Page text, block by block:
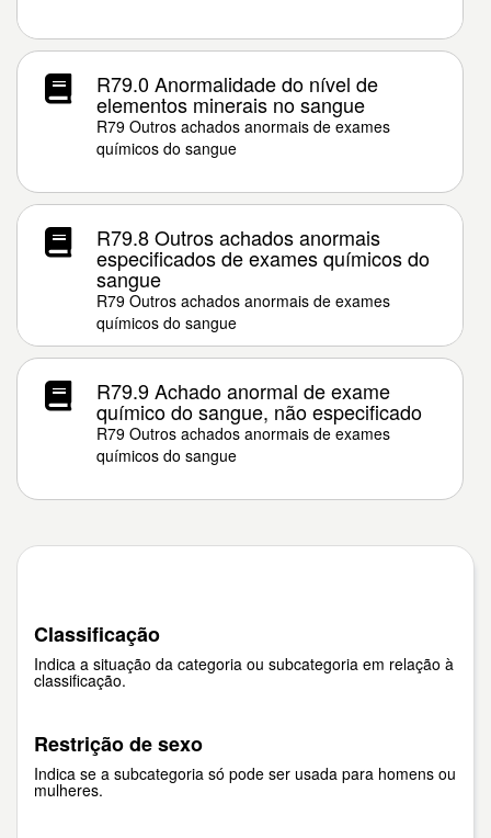
R79.0 Anormalidade do nível de
elementos minerais no sangue
R79 Outros achados anormais de exames
químicos do sangue
R79.8 Outros achados anormais
especificados de exames químicos do
sangue
R79 Outros achados anormais de exames
químicos do sangue
R79.9 Achado anormal de exame
químico do sangue, não especificado
R79 Outros achados anormais de exames
químicos do sangue
Classificação
Indica a situação da categoria ou subcategoria em relação à
classificação.
Restrição de sexo
Indica se a subcategoria só pode ser usada para homens ou
mulheres.